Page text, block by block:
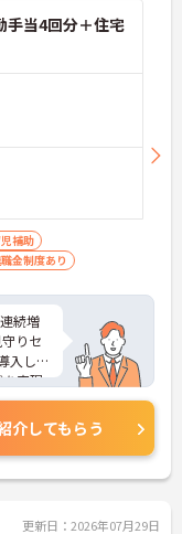
リア
がらご
後も
手当4回分＋住宅
補助
金制度あり
続増
りセ
入し夜
実現
体系
高め
一人
描け
くわ
て働き
介してもらう
更新日：2026年07月29日